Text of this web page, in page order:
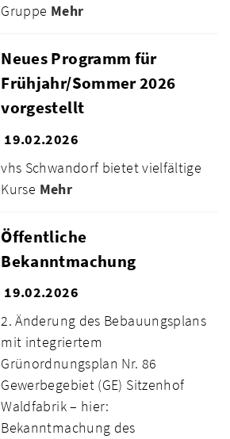
Gruppe Mehr
Neues Programm für
Frühjahr/Sommer 2026
vorgestellt
19.02.2026
vhs Schwandorf bietet vielfältige
Kurse Mehr
Öffentliche
Bekanntmachung
19.02.2026
2. Änderung des Bebauungsplans
mit integriertem
Grünordnungsplan Nr. 86
Gewerbegebiet (GE) Sitzenhof
Waldfabrik – hier:
Bekanntmachung des